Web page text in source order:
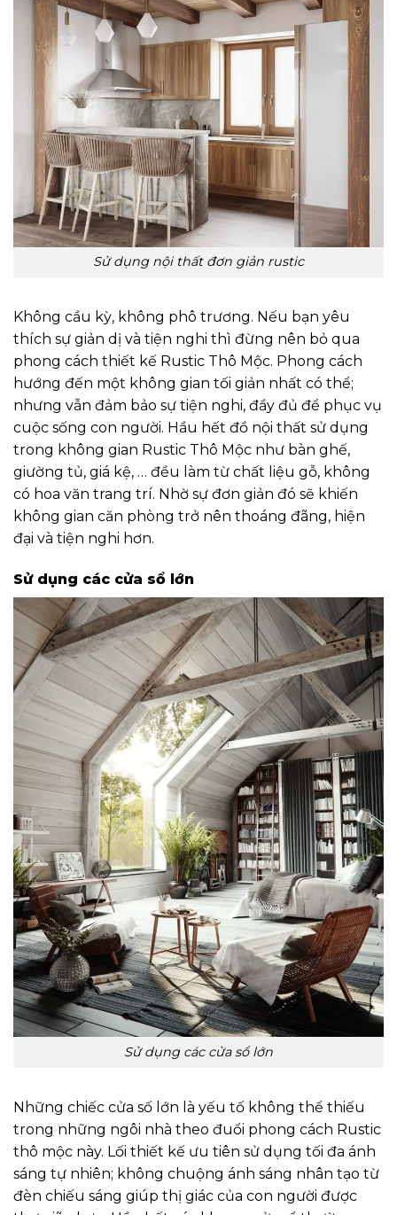
Sử dụng nội thất đơn giản rustic
Không cầu kỳ, không phô trương. Nếu bạn yêu
thích sự giản dị và tiện nghi thì đừng nên bỏ qua
phong cách thiết kế Rustic Thô Mộc. Phong cách
hướng đến một không gian tối giản nhất có thể;
nhưng vẫn đảm bảo sự tiện nghi, đầy đủ để phục vụ
cuộc sống con người. Hầu hết đồ nội thất sử dụng
trong không gian Rustic Thô Mộc như bàn ghế,
giường tủ, giá kệ, … đều làm từ chất liệu gỗ, không
có hoa văn trang trí. Nhờ sự đơn giản đó sẽ khiến
không gian căn phòng trở nên thoáng đãng, hiện
đại và tiện nghi hơn.
Sử dụng các cửa sổ lớn
Sử dụng các cửa sổ lớn
Những chiếc cửa số lớn là yếu tố không thể thiếu
trong những ngôi nhà theo đuổi phong cách Rustic
thô mộc này. Lối thiết kế ưu tiên sử dụng tối đa ánh
sáng tự nhiên; không chuộng ánh sáng nhân tạo từ
đèn chiếu sáng giúp thị giác của con người được